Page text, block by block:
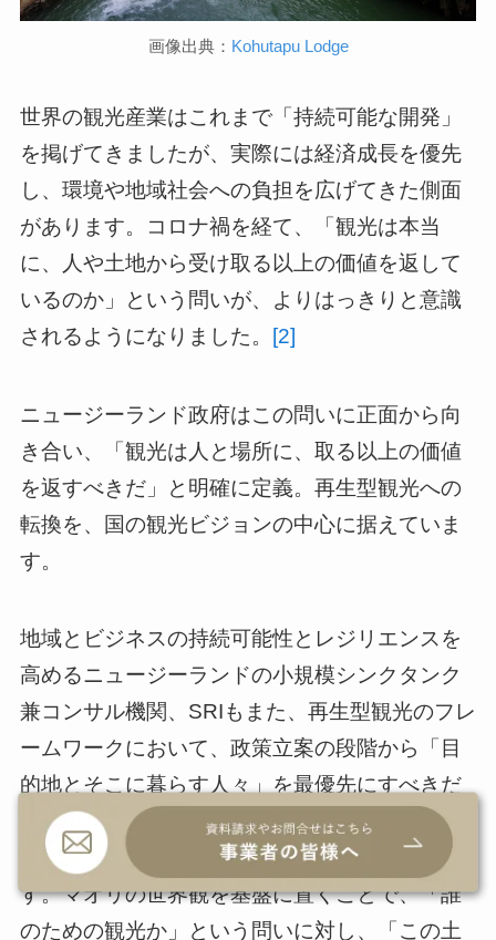
画像出典： Kohutapu Lodge
世界の観光産業はこれまで「持続可能な開発」
を掲げてきましたが、実際には経済成長を優先
し、環境や地域社会への負担を広げてきた側面
があります。コロナ禍を経て、「観光は本当
に、人や土地から受け取る以上の価値を返して
いるのか」という問いが、よりはっきりと意識
されるようになりました。
[2]
ニュージーランド政府はこの問いに正面から向
き合い、「観光は人と場所に、取る以上の価値
を返すべきだ」と明確に定義。再生型観光への
転換を、国の観光ビジョンの中心に据えていま
す。
地域とビジネスの持続可能性とレジリエンスを
高めるニュージーランドの小規模シンクタンク
兼コンサル機関、SRIもまた、再生型観光のフレ
ームワークにおいて、政策立案の段階から「目
的地とそこに暮らす人々」を最優先にすべきだ
と提言しています。これは、観光の軸足を「訪
問者中心」から「地域中心」へと移す発想で
す。マオリの世界観を基盤に置くことで、「誰
のための観光か」という問いに対し、「この土